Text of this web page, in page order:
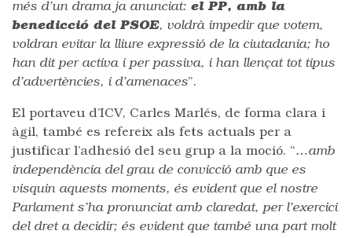
més d’un drama ja anunciat: el PP, amb la
benedicció del PSOE, voldrà impedir que votem,
voldran evitar la lliure expressió de la ciutadania; ho
han dit per activa i per passiva, i han llençat tot tipus
d’advertències, i d’amenaces”.
El portaveu d’ICV, Carles Marlés, de forma clara i
àgil, també es refereix als fets actuals per a
justificar l’adhesió del seu grup a la moció. “…amb
independència del grau de convicció amb que es
visquin aquests moments, és evident que el nostre
Parlament s’ha pronunciat amb claredat, per l’exercici
del dret a decidir; és evident que també una part molt